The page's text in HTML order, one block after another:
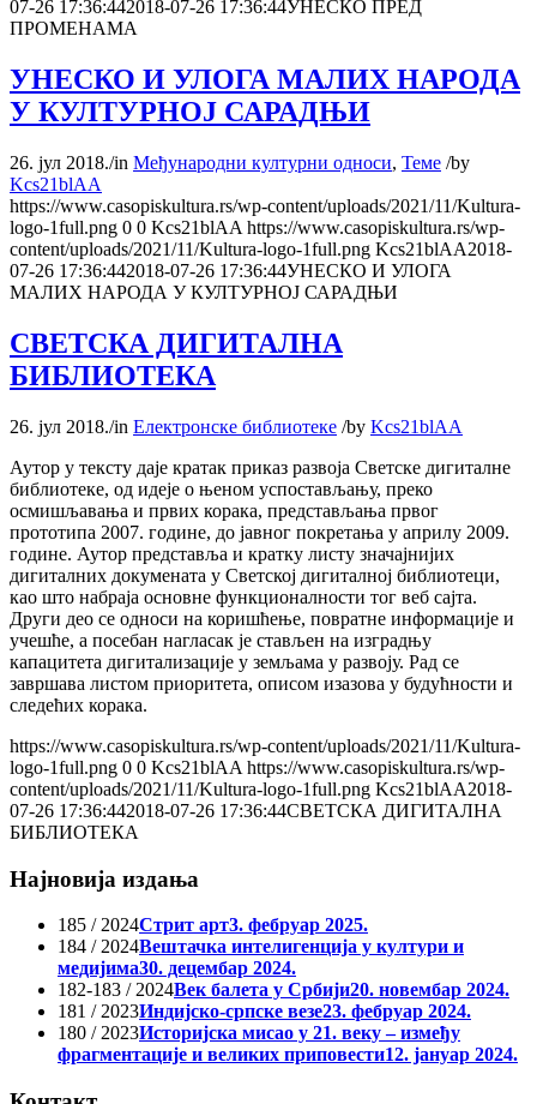
07-26 17:36:442018-07-26 17:36:44УНЕСКО ПРЕД
ПРОМЕНАМА
УНЕСКО И УЛОГА МАЛИХ НАРОДА
У КУЛТУРНОЈ САРАДЊИ
26. јул 2018./in Међународни културни односи, Теме /by
Kcs21blAA
https://www.casopiskultura.rs/wp-content/uploads/2021/11/Kultura-
logo-1full.png 0 0 Kcs21blAA https://www.casopiskultura.rs/wp-
content/uploads/2021/11/Kultura-logo-1full.png Kcs21blAA2018-
07-26 17:36:442018-07-26 17:36:44УНЕСКО И УЛОГА
МАЛИХ НАРОДА У КУЛТУРНОЈ САРАДЊИ
СВЕТСКА ДИГИТАЛНА
БИБЛИОТЕКА
26. јул 2018./in Електронске библиотеке /by Kcs21blAA
Аутор у тексту даје кратак приказ развоја Светске дигиталне
библиотеке, од идеје о њеном успостављању, преко
осмишљавања и првих корака, представљања првог
прототипа 2007. године, до јавног покретања у априлу 2009.
године. Аутор представља и кратку листу значајнијих
дигиталних докумената у Светској дигиталној библиотеци,
као што набраја основне функционалности тог веб сајта.
Други део се односи на коришћење, повратне информације и
учешће, а посебан нагласак је стављен на изградњу
капацитета дигитализације у земљама у развоју. Рад се
завршава листом приоритета, описом изазова у будућности и
следећих корака.
https://www.casopiskultura.rs/wp-content/uploads/2021/11/Kultura-
logo-1full.png 0 0 Kcs21blAA https://www.casopiskultura.rs/wp-
content/uploads/2021/11/Kultura-logo-1full.png Kcs21blAA2018-
07-26 17:36:442018-07-26 17:36:44СВЕТСКА ДИГИТАЛНА
БИБЛИОТЕКА
Најновија издања
185 / 2024Стрит арт3. фебруар 2025.
184 / 2024Вештачка интелигенција у култури и
медијима30. децембар 2024.
182-183 / 2024Век балета у Србији20. новембар 2024.
181 / 2023Индијско-српске везе23. фебруар 2024.
180 / 2023Историјска мисао у 21. веку – између
фрагментације и великих приповести12. јануар 2024.